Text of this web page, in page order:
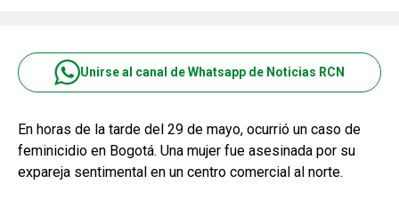
Unirse al canal de Whatsapp de Noticias RCN
En horas de la tarde del 29 de mayo, ocurrió un caso de
feminicidio en Bogotá. Una mujer fue asesinada por su
expareja sentimental en un centro comercial al norte.